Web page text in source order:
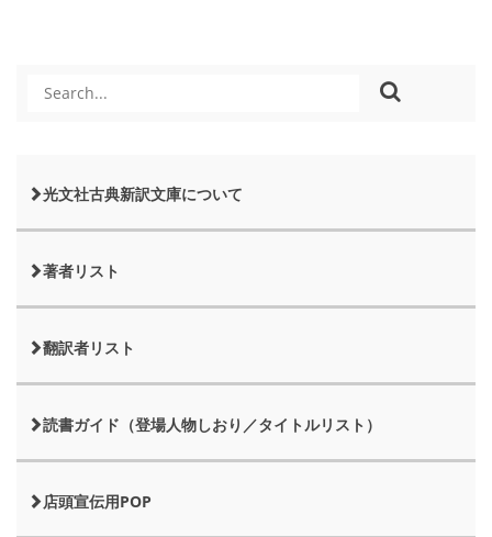
光文社古典新訳文庫について
著者リスト
翻訳者リスト
読書ガイド（登場人物しおり／タイトルリスト）
店頭宣伝用POP